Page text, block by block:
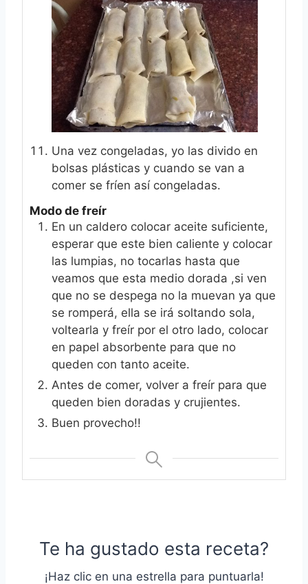
Una vez congeladas, yo las divido en
bolsas plásticas y cuando se van a
comer se fríen así congeladas.
Modo de freír
En un caldero colocar aceite suficiente,
esperar que este bien caliente y colocar
las lumpias, no tocarlas hasta que
veamos que esta medio dorada ,si ven
que no se despega no la muevan ya que
se romperá, ella se irá soltando sola,
voltearla y freír por el otro lado, colocar
en papel absorbente para que no
queden con tanto aceite.
Antes de comer, volver a freír para que
queden bien doradas y crujientes.
Buen provecho!!
Te ha gustado esta receta?
¡Haz clic en una estrella para puntuarla!